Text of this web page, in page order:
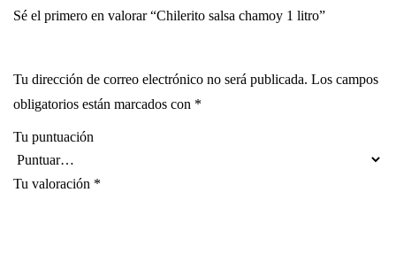
Sé el primero en valorar “Chilerito salsa chamoy 1 litro”
Tu dirección de correo electrónico no será publicada. Los campos
obligatorios están marcados con *
Tu puntuación
Tu valoración *